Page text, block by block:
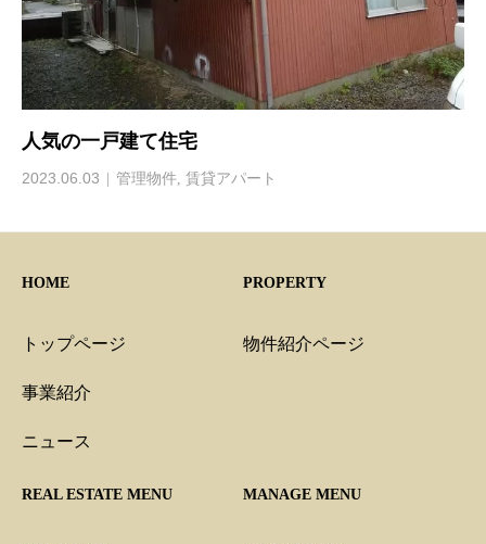
人気の一戸建て住宅
2023.06.03 管理物件, 賃貸アパート
HOME
トップページ
事業紹介
ニュース
PROPERTY
物件紹介ページ
REAL ESTATE MENU MANAGE MENU